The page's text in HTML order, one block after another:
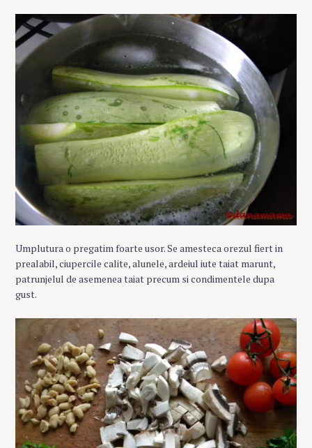
Umplutura o pregatim foarte usor. Se amesteca orezul fiert in
prealabil, ciupercile calite, alunele, ardeiul iute taiat marunt,
patrunjelul de asemenea taiat precum si condimentele dupa
gust.